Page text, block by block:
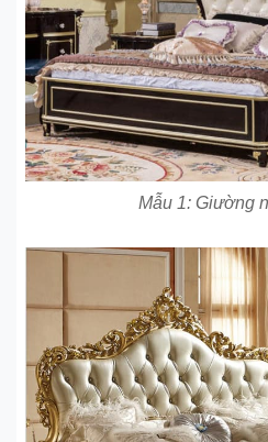
Mẫu 1: Giường